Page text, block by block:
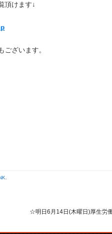
頂けます↓
ざいます。
☆明日6月14日(木曜日)厚生労